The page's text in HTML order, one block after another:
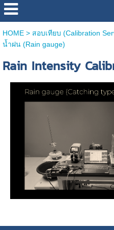
HOME> สอบเทียบ (Calibration
น้ำฝน (Rain gauge)
Rain Intensity